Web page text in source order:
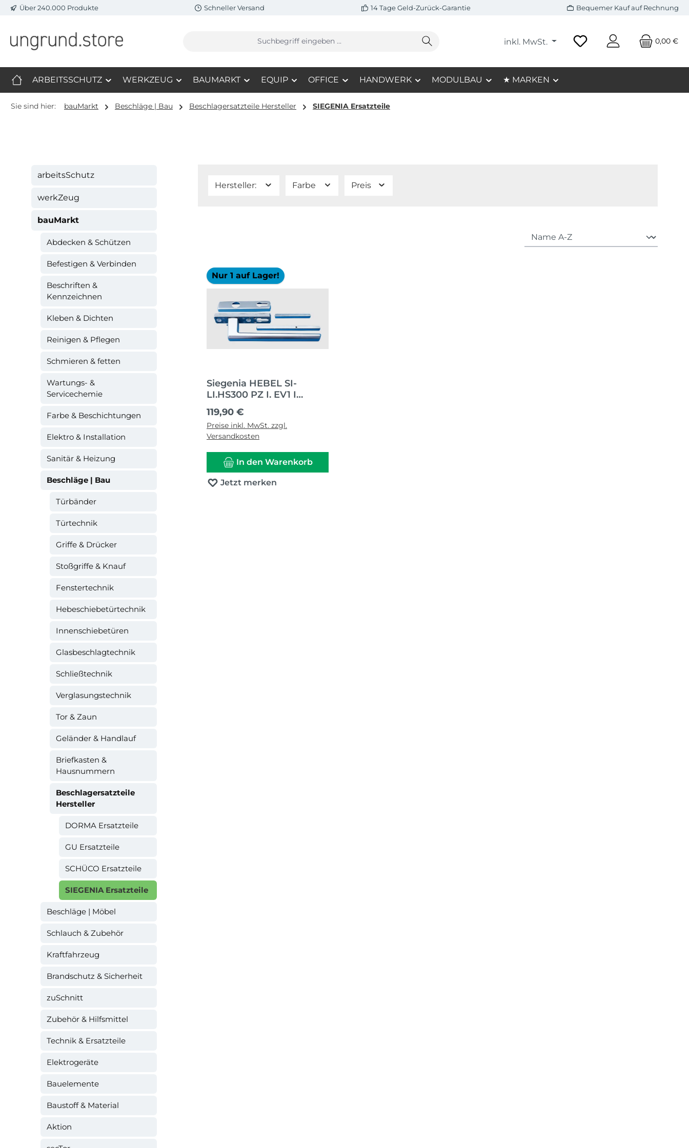
Hauptinhalt springen
Zur Suche springen
Zur Hauptnavigation springen
Über 240.000 Produkte Schneller Versand 14 Tage Geld-Zurück-Garantie Bequemer Kauf auf Rechnung
inkl. MwSt. 0,00 €
ARBEITSSCHUTZ WERKZEUG BAUMARKT EQUIP OFFICE HANDWERK MODULBAU ★ MARKEN
Sie sind hier: bauMarkt Beschläge | Bau Beschlagersatzteile Hersteller SIEGENIA Ersatzteile
arbeitsSchutz
werkZeug
bauMarkt
Abdecken & Schützen
Befestigen & Verbinden
Beschriften &
Kennzeichnen
Kleben & Dichten
Reinigen & Pflegen
Schmieren & fetten
Wartungs- &
Servicechemie
Farbe & Beschichtungen
Elektro & Installation
Sanitär & Heizung
Beschläge | Bau
Türbänder
Türtechnik
Griffe & Drücker
Stoßgriffe & Knauf
Fenstertechnik
Hebeschiebetürtechnik
Innenschiebetüren
Glasbeschlagtechnik
Schließtechnik
Verglasungstechnik
Tor & Zaun
Geländer & Handlauf
Briefkasten &
Hausnummern
Beschlagersatzteile
Hersteller
DORMA Ersatzteile
GU Ersatzteile
SCHÜCO Ersatzteile
SIEGENIA Ersatzteile
Beschläge | Möbel
Schlauch & Zubehör
Kraftfahrzeug
Brandschutz & Sicherheit
zuSchnitt
Zubehör & Hilfsmittel
Technik & Ersatzteile
Elektrogeräte
Bauelemente
Baustoff & Material
Aktion
Hersteller: Farbe Preis
Nur 1 auf Lager!
Siegenia HEBEL SI-
LI.HS300 PZ I. EV1 I
LL4091
Regulärer Preis:
119,90 €
Preise inkl. MwSt. zzgl.
Versandkosten
In den Warenkorb
Jetzt merken